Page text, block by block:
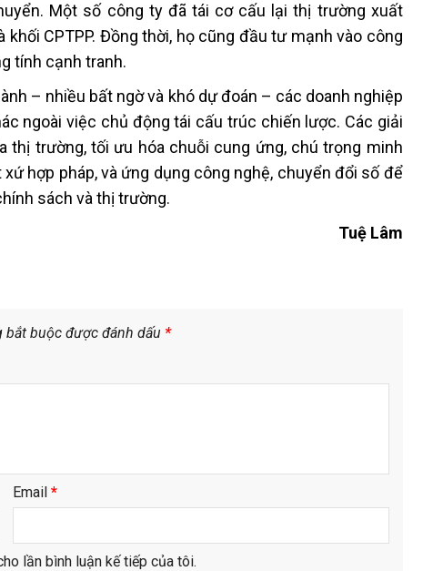
Một số công ty đã tái cơ cấu lại thị trường xuất
khối CPTPP. Đồng thời, họ cũng đầu tư mạnh vào công
tính cạnh tranh.
– nhiều bất ngờ và khó dự đoán – các doanh nghiệp
ngoài việc chủ động tái cấu trúc chiến lược. Các giải
thị trường, tối ưu hóa chuỗi cung ứng, chú trọng minh
hợp pháp, và ứng dụng công nghệ, chuyển đổi số để
sách và thị trường.
Tuệ Lâm
bắt buộc được đánh dấu *
Email*
lần bình luận kế tiếp của tôi.